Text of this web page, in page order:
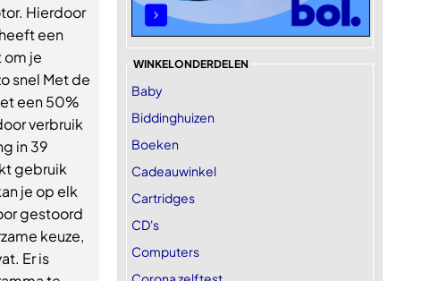
Hierdoor
een
om je
snel Met de
een 50%
verbruik
in 39
gebruik
je op elk
gestoord
keuze,
Er is
WINKELONDERDELEN
Baby
Biddinghuizen
Boeken
Cadeauwinkel
Cartridges
CD's
Computers